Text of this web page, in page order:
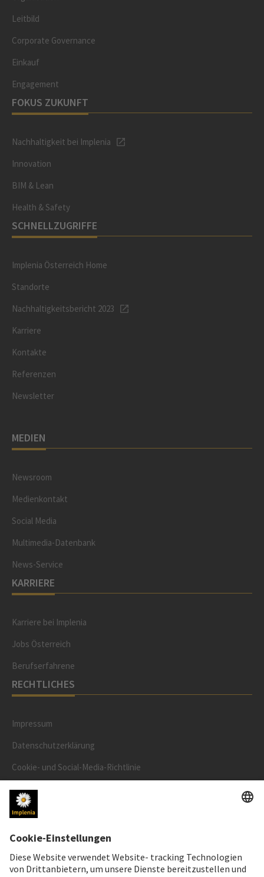
Leitbild
Corporate Governance
Einkauf
Engagement
FOKUS ZUKUNFT
Nachhaltigkeit bei Implenia
Innovation
BIM & Lean
Health & Safety
SCHNELLZUGRIFFE
Implenia Österreich Home
Standorte
Nachhaltigkeitsbericht 2023
Karriere
Kontakte
Referenzen
Newsletter
MEDIEN
Newsroom
Medienkontakt
Social Media
Multimedia-Datenbank
News-Service
KARRIERE
Karriere bei Implenia
Jobs Österreich
Berufserfahrene
RECHTLICHES
Impressum
Datenschutzerklärung
Cookie- und Social-Media-Richtlinie
Cookie-Einstellungen
AKTIENKURS
SWX: Implenia AG
62,70 CHF